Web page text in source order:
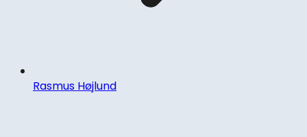
Rasmus Højlund